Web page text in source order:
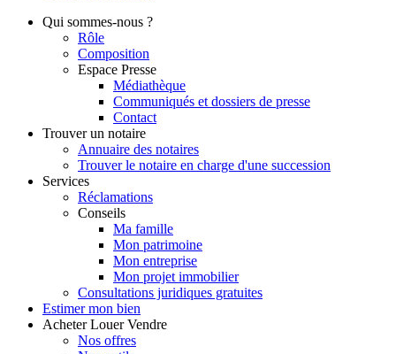
Qui sommes-nous ?
Rôle
Composition
Espace Presse
Médiathèque
Communiqués et dossiers de presse
Contact
Trouver un notaire
Annuaire des notaires
Trouver le notaire en charge d'une succession
Services
Réclamations
Conseils
Ma famille
Mon patrimoine
Mon entreprise
Mon projet immobilier
Consultations juridiques gratuites
Estimer mon bien
Acheter Louer Vendre
Nos offres